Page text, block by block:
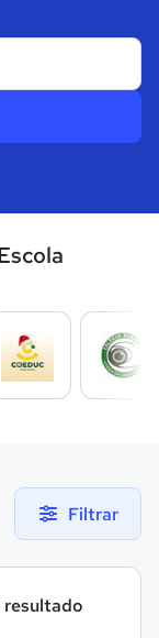
Filtrar
resultado